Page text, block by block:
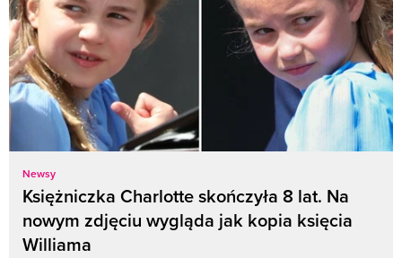
Newsy
Księżniczka Charlotte skończyła 8 lat. Na
nowym zdjęciu wygląda jak kopia księcia
Williama